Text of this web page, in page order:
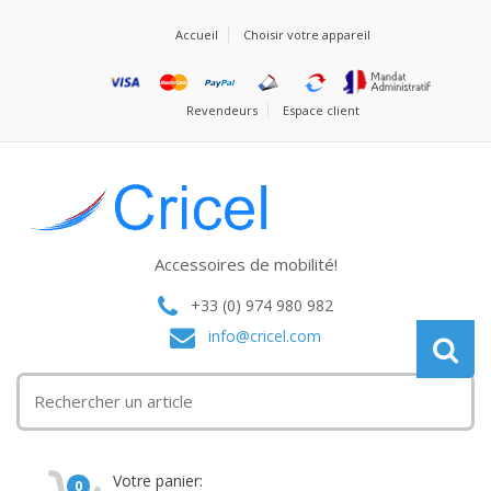
Accueil Choisir votre appareil
Revendeurs Espace client
Accessoires de mobilité!
+33 (0) 974 980 982
info@cricel.com
0 Votre panier: